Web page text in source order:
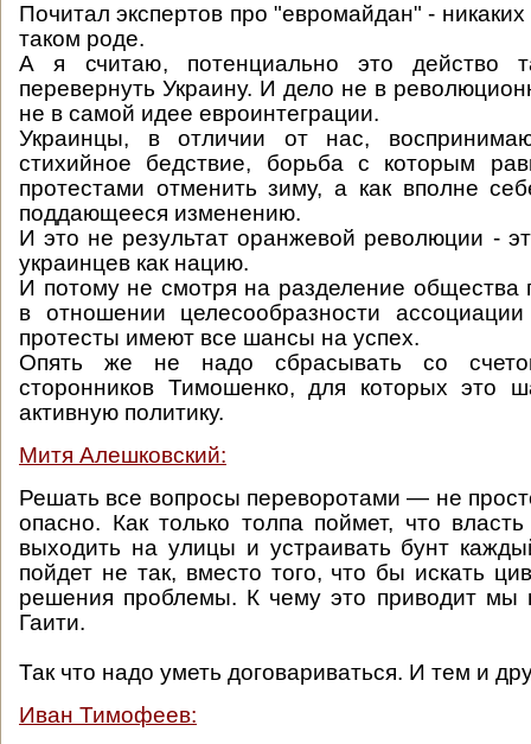
Почитал экспертов про "евромайдан" - никаких
таком роде.
А я считаю, потенциально это действо
перевернуть Украину. И дело не в
не в самой идее евроинтеграции.
Украинцы, в отличии от нас,
стихийное бедствие, борьба с которым
протестами отменить зиму, а как вполне
поддающееся изменению.
И это не результат оранжевой революции -
украинцев как нацию.
И потому не смотря на разделение общества
в отношении целесообразности
протесты имеют все шансы на успех.
Опять же не надо сбрасывать со
сторонников Тимошенко, для которых это
активную политику.
Митя Алешковский:
Решать все вопросы переворотами — не
опасно. Как только толпа поймет, что
выходить на улицы и устраивать бунт
пойдет не так, вместо того, что бы искать
решения проблемы. К чему это приводит мы
Гаити.
Так что надо уметь договариваться. И тем и
Иван Тимофеев: